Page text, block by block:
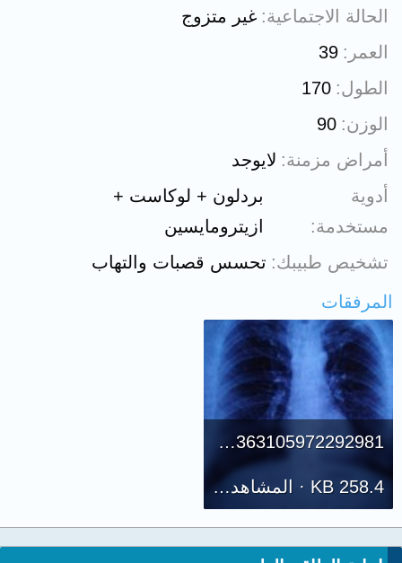
الحالة الاجتماعية غير متزوج
العمر
39
الطول 170
الوزن 90
أمراض مزمنة لايوجد
أدوية
مستخدمة
بردلون + لوكاست +
ازيترومايسين
تشخيص طبيبك تحسس قصبات والتهاب
المرفقات
16109259705576662363105972292981 (1).jpg
258.4 KB · المشاهدات: 589